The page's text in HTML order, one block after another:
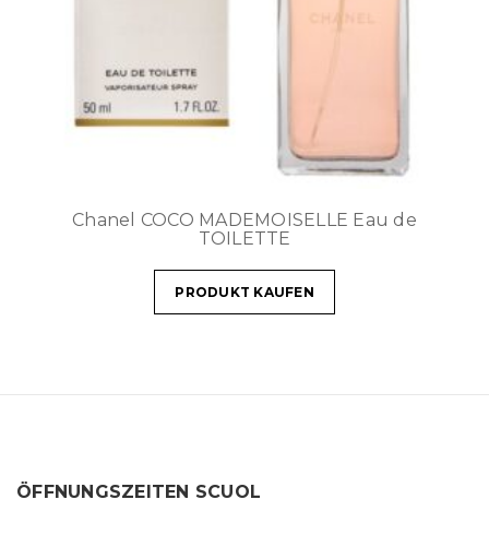
Chanel COCO MADEMOISELLE Eau de
TOILETTE
PRODUKT KAUFEN
ÖFFNUNGSZEITEN SCUOL